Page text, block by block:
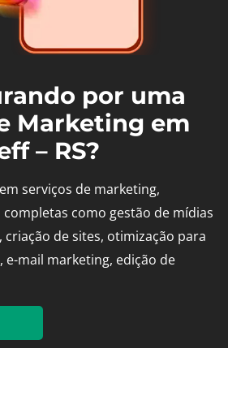
por uma
Marketing em
– RS?
serviços de marketing,
como gestão de mídias
criação de sites, otimização para
e-mail marketing, edição de